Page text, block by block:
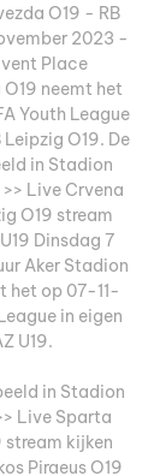
O19 - RB
2023 -
Place
neemt het
Youth League
O19. De
in Stadion
Live Crvena
O19 stream
Dinsdag 7
Aker Stadion
het op 07-11-
in eigen
U19.
in Stadion
Live Sparta
stream kijken
Piraeus O19